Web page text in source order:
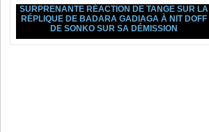
SURPRENANTE RÉACTION DE TANGE SUR LA
RÉPLIQUE DE BADARA GADIAGA À NIT DOFF
DE SONKO SUR SA DÉMISSION